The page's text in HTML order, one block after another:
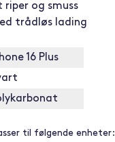
og smuss
trådløs lading
16 Plus
til følgende enheter: